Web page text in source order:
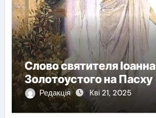
Слово святителя Іоанна
Золотоустого на Пасху
Редакція Кві 21, 2025